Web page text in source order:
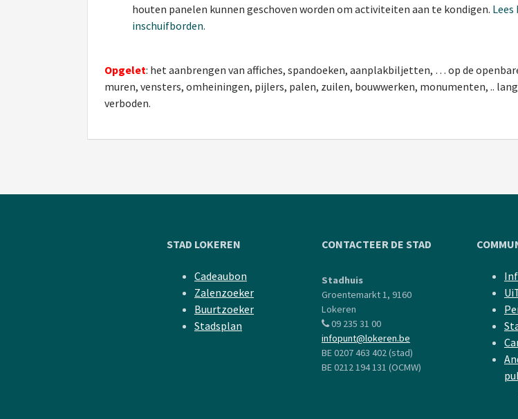
houten panelen kunnen geschoven worden om activiteiten aan te kondigen.
inschuifborden.
Opgelet: het aanbrengen van affiches, spandoeken, aanplakbiljetten, … op de
muren, vensters, omheiningen, pijlers, palen, zuilen, bouwwerken, monumenten, ..
verboden.
STAD LOKEREN
Cadeaubon
Zalenzoeker
Buurtzoeker
Stadsplan
CONTACTEER DE STAD
Stadhuis
Groentemarkt 1, 9160
Lokeren
09 235 31 00
infopunt@lokeren.be
BE 0207 463 402 (stad)
BE 0212 194 131 (OCMW)